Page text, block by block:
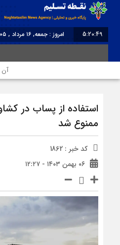
5:20:49
امروز : جمعه, ۱۶ مرداد , ۱۴۰۵
آن
استفاده از پساب در
ممنوع شد
کد خبر : 1862
۰۶ بهمن ۱۴۰۳ - ۱۲:۲۷